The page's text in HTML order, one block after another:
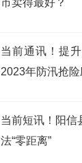
当前通讯！提
2023年防汛抢
当前短讯！阳信
法“零距离”